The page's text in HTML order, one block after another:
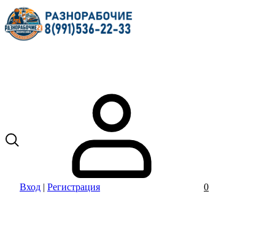
Вход | Регистрация 0